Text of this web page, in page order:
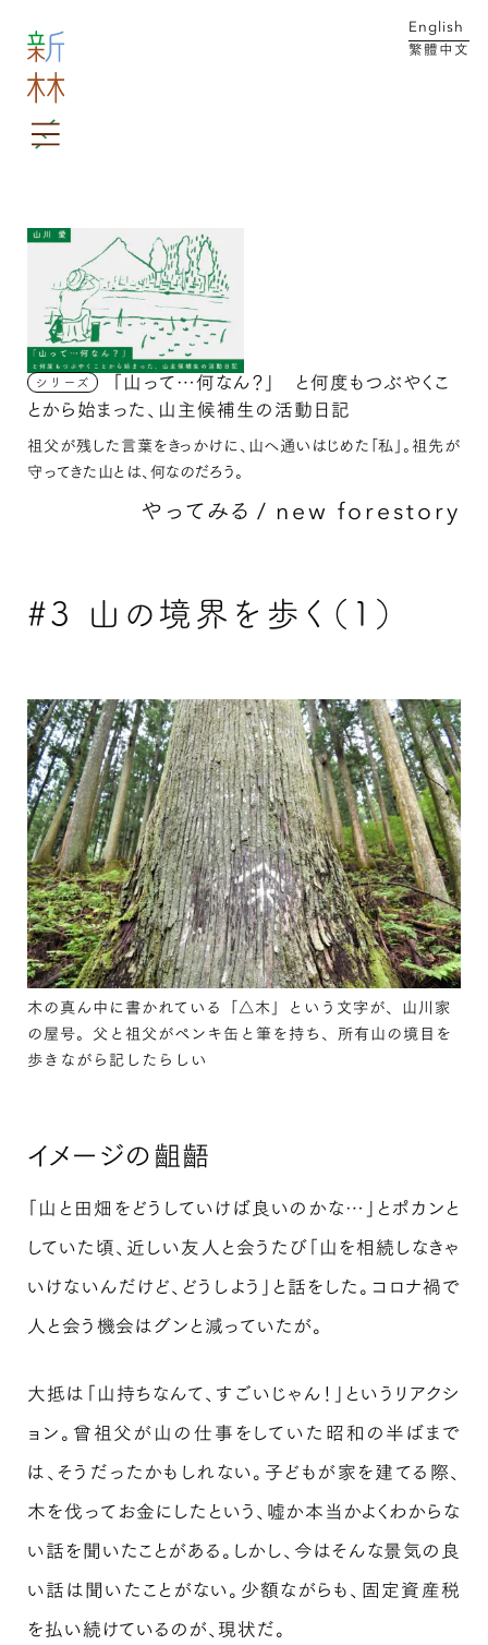
メイン コンテンツにスキップ
English
繁體中文
MENU
シリーズ
「山って…何なん？」 と何度もつぶやくこ
とから始まった、山主候補生の活動日記
祖父が残した言葉をきっかけに、山へ通いはじめた「私」。祖先が
守ってきた山とは、何なのだろう。
やってみる / new forestory
#3 山の境界を歩く（1）
木の真ん中に書かれている「△木」という文字が、山川家
の屋号。父と祖父がペンキ缶と筆を持ち、所有山の境目を
歩きながら記したらしい
イメージの齟齬
「山と田畑をどうしていけば良いのかな…」とポカンと
していた頃、近しい友人と会うたび「山を相続しなきゃ
いけないんだけど、どうしよう」と話をした。コロナ禍で
人と会う機会はグンと減っていたが。
大抵は「山持ちなんて、すごいじゃん！」というリアクシ
ョン。曾祖父が山の仕事をしていた昭和の半ばまで
は、そうだったかもしれない。子どもが家を建てる際、
木を伐ってお金にしたという、嘘か本当かよくわからな
い話を聞いたことがある。しかし、今はそんな景気の良
い話は聞いたことがない。少額ながらも、固定資産税
を払い続けているのが、現状だ。